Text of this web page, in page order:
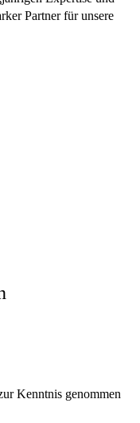
Partner für unsere
Kenntnis genommen